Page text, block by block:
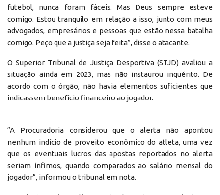
futebol, nunca foram fáceis. Mas Deus sempre esteve
comigo. Estou tranquilo em relação a isso, junto com meus
advogados, empresários e pessoas que estão nessa batalha
comigo. Peço que a justiça seja feita”, disse o atacante.
O Superior Tribunal de Justiça Desportiva (STJD) avaliou a
situação ainda em 2023, mas não instaurou inquérito. De
acordo com o órgão, não havia elementos suficientes que
indicassem benefício financeiro ao jogador.
“A Procuradoria considerou que o alerta não apontou
nenhum indício de proveito econômico do atleta, uma vez
que os eventuais lucros das apostas reportados no alerta
seriam ínfimos, quando comparados ao salário mensal do
jogador”, informou o tribunal em nota.